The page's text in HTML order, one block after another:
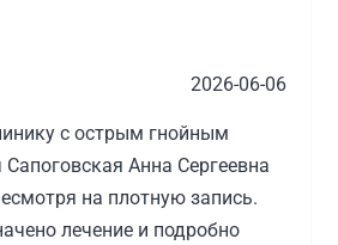
2026-06-06
с острым гнойным
Анна Сергеевна
на плотную запись.
лечение и подробно